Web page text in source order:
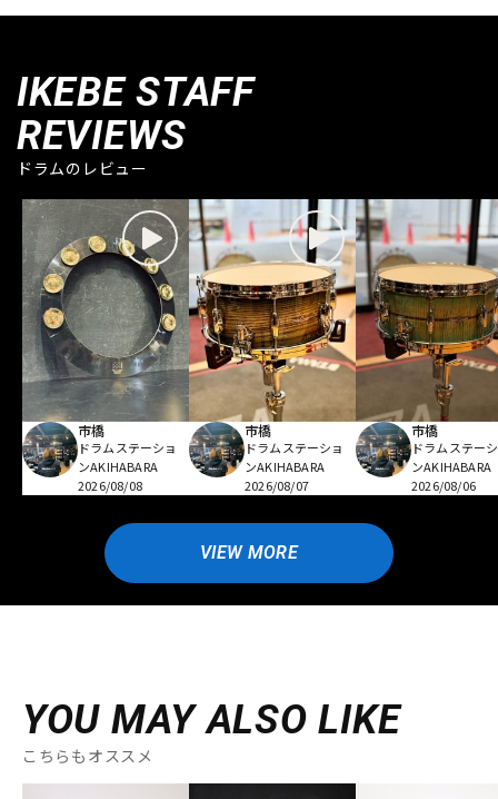
IKEBE STAFF
REVIEWS
ドラムのレビュー
市橋
ドラムステーショ
ンAKIHABARA
2026/08/08
市橋
ドラムステーショ
ンAKIHABARA
2026/08/07
市橋
ドラムステー
ンAKIHABARA
2026/08/06
VIEW MORE
YOU MAY ALSO LIKE
こちらもオススメ